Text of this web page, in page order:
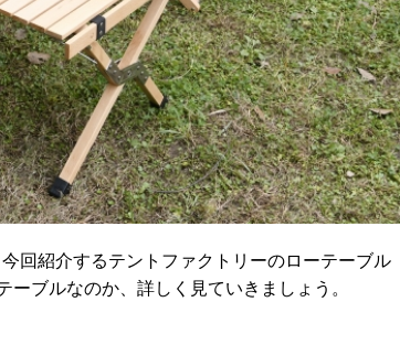
回紹介するテントファクトリーのローテーブル
ブルなのか、詳しく見ていきましょう。